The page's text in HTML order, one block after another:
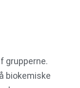
grupperne.
biokemiske